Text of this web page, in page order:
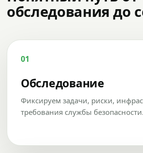
обследования до
01
Обследование
Фиксируем задачи, риски,
требования службы безопасности.